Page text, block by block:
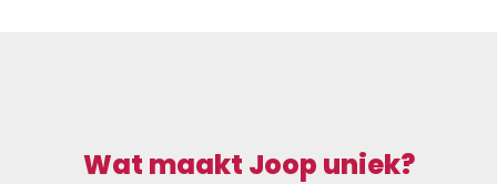
Wat maakt Joop uniek?